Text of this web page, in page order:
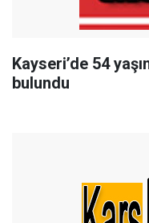
Kayseri’de 54
bulundu